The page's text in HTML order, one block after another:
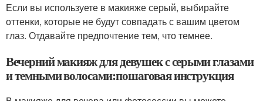
Если вы используете в макияже серый, выбирайте
оттенки, которые не будут совпадать с вашим цветом
глаз. Отдавайте предпочтение тем, что темнее.
Вечерний макияж для девушек с серыми глазами
и темными волосами:пошаговая инструкция